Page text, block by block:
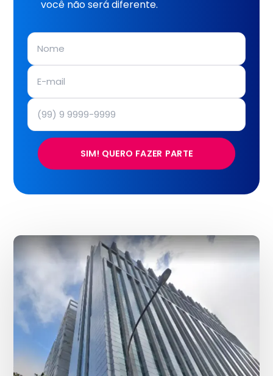
você não será diferente.
SIM! QUERO FAZER PARTE